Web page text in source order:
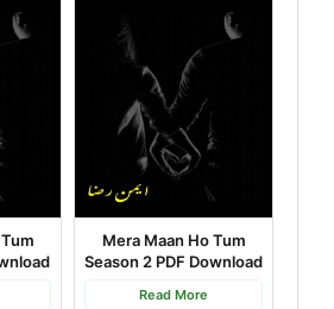
Mera Maan Ho Tum
Season 2 PDF Download
Read More